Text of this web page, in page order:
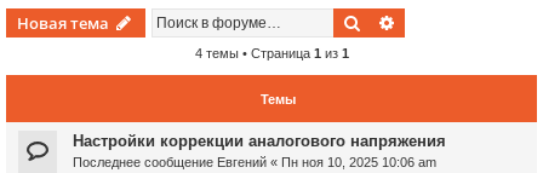
Новая тема Поиск
4 темы • Страница 1 из 1
Темы
Настройки коррекции аналогового напряжения
Последнее сообщение Евгений « Пн ноя 10, 2025 10:06 am